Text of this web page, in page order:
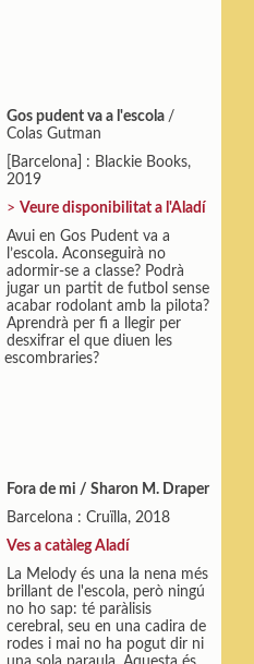
Gos pudent va a l'escola /
Colas Gutman
[Barcelona] : Blackie Books,
2019
> Veure disponibilitat a l'Aladí
Avui en Gos Pudent va a
l’escola. Aconseguirà no
adormir-se a classe? Podrà
jugar un partit de futbol sense
acabar rodolant amb la pilota?
Aprendrà per fi a llegir per
desxifrar el que diuen les
Fora de mi / Sharon M. Draper
Barcelona : Cruïlla, 2018
Ves a catàleg Aladí
La Melody és una la nena més
brillant de l'escola, però ningú
no ho sap: té paràlisis
cerebral, seu en una cadira de
rodes i mai no ha pogut dir ni